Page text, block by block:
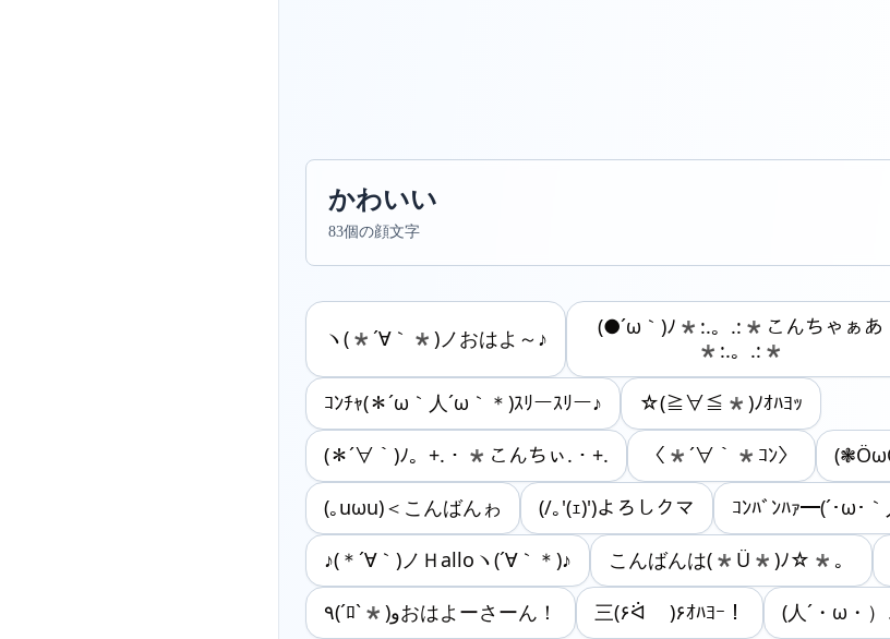
かわいい
83個の顔文字
ヽ(*´∀｀*)ノおはよ～♪
(●´ω｀)ﾉ*:.。.:*こんちゃぁあ
*:.。.:*
ｺﾝﾁｬ(＊´ω｀人´ω｀＊)ｽﾘーｽﾘー♪ ☆(≧∀≦*)ﾉｵﾊﾖｯ
(＊´∀｀)ﾉ。+.・*こんちぃ.・+. 〈*´∀｀*ｺﾝ〉
(｡uωu)＜こんばんゎ (/｡'(ｪ)')よろしクマ ｺﾝﾊﾞﾝﾊｧ━(´･ω･
♪(＊´∀｀)ノＨalloヽ(´∀｀＊)♪ こんばんは(*Ü*)ﾉ☆*。
٩(ˊﾛˋ*)وおはよーさーん！ 三(۶ᐛ )۶ｵﾊﾖｰ！ (人´・ω・